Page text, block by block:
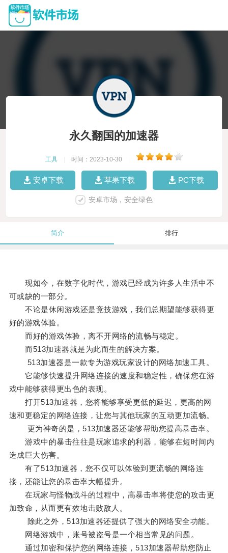
永久翻国的加速器
工具 时间：2023-10-30
安卓下载 苹果下载 PC下载
安卓市场，安全绿色
简介 排行
现如今，在数字化时代，游戏已经成为许多人生活中不
可或缺的一部分。
不论是休闲游戏还是竞技游戏，我们总期望能够获得更
好的游戏体验。
而好的游戏体验，离不开网络的流畅与稳定。
而513加速器就是为此而生的解决方案。
513加速器是一款专为游戏玩家设计的网络加速工具。
它能够快速提升网络连接的速度和稳定性，确保您在游
戏中能够获得更出色的表现。
打开513加速器，您将能够享受更低的延迟，更高的网
速和更稳定的网络连接，让您与其他玩家的互动更加流畅。
更为神奇的是，513加速器还能够帮助您提高暴击率。
游戏中的暴击往往是玩家追求的利器，能够在短时间内
造成巨大伤害。
有了513加速器，您不仅可以体验到更流畅的网络连
接，还能让您的暴击率大幅提升。
在玩家与怪物战斗的过程中，高暴击率将使您的攻击更
加致命，从而更有效地击败敌人。
除此之外，513加速器还提供了强大的网络安全功能。
网络游戏中，账号被盗号是一个相当常见的问题。
通过加密和保护您的网络连接，513加速器帮助您防止